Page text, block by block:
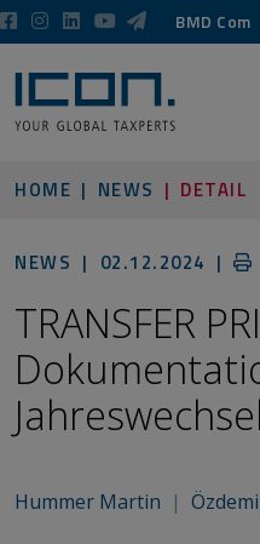
BMD Com
HOME NEWS DETAIL
NEWS | 02.12.2024 |
TRANSFER
Jahreswechsel
Hummer Martin |